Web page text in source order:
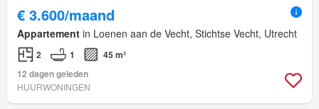
€ 3.600/maand
Appartement in Loenen aan de Vecht, Stichtse Vecht, Utrecht
2 1
45 m²
12 dagen geleden
HUURWONINGEN